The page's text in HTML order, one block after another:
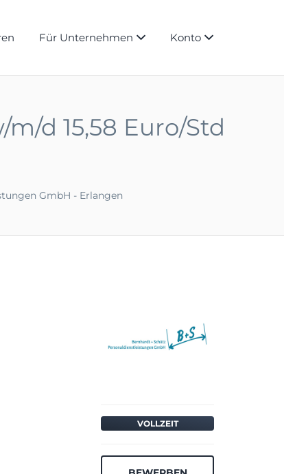
Für Unternehmen Konto
d 15,58 Euro/Std
GmbH - Erlangen
VOLLZEIT